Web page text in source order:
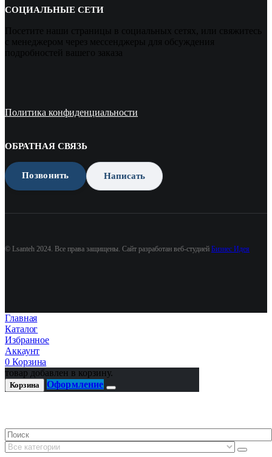
СОЦИАЛЬНЫЕ СЕТИ
Посетите наши страницы в социальных сетях, или свяжитесь
с менеджером через мессенджеры для обсуждения
подробностей вашего заказа
Политика конфиденциальности
ОБРАТНАЯ СВЯЗЬ
Позвонить Написать
© Lsanteh 2024. Все права защищены. Сайт разработан веб-студией Бизнес Идея
Главная
Каталог
Избранное
Аккаунт
0 Корзина
товар добавлен в корзину.
Корзина Оформление